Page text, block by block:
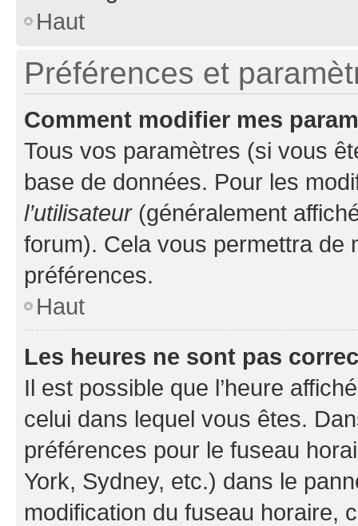
Haut
Préférences et
Comment modifier mes
Tous vos paramètres (si vous
base de données. Pour les
l’utilisateur(généralement
forum). Cela vous permettra de
préférences.
Haut
Les heures ne sont pas
Il est possible que l’heure
celui dans lequel vous êtes.
préférences pour le fuseau
York, Sydney, etc.) dans le
modification du fuseau horaire,